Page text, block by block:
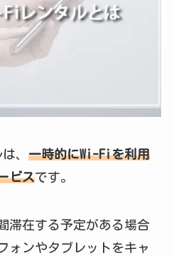
、 一時的にWi-Fiを利用
ビスです。
滞在する予定がある場合
ォンやタブレットをキャ